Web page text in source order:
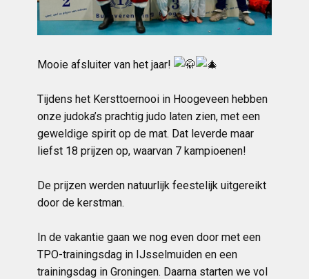
Mooie afsluiter van het jaar!
Tijdens het Kersttoernooi in Hoogeveen hebben
onze judoka’s prachtig judo laten zien, met een
geweldige spirit op de mat. Dat leverde maar
liefst 18 prijzen op, waarvan 7 kampioenen!
De prijzen werden natuurlijk feestelijk uitgereikt
door de kerstman.
In de vakantie gaan we nog even door met een
TPO-trainingsdag in IJsselmuiden en een
trainingsdag in Groningen. Daarna starten we vol